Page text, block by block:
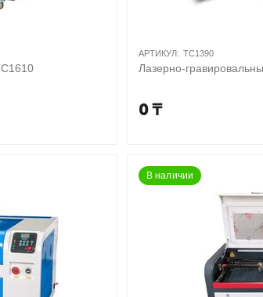
АРТИКУЛ: TC1390
Лазерно-
0₸
В наличии